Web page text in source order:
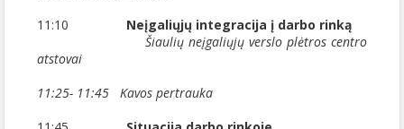
11:10 Neįgaliųjų integracija į darbo rinką
Šiaulių neįgaliųjų verslo plėtros centro
atstovai
11:25- 11:45 Kavos pertrauka